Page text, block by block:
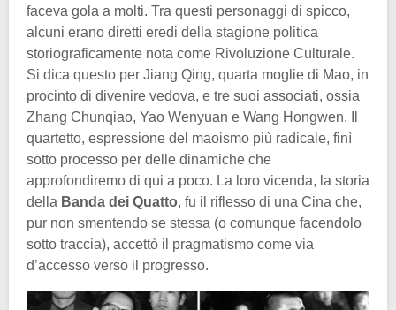
faceva gola a molti. Tra questi personaggi di spicco,
alcuni erano diretti eredi della stagione politica
storiograficamente nota come Rivoluzione Culturale.
Si dica questo per Jiang Qing, quarta moglie di Mao, in
procinto di divenire vedova, e tre suoi associati, ossia
Zhang Chunqiao, Yao Wenyuan e Wang Hongwen. Il
quartetto, espressione del maoismo più radicale, finì
sotto processo per delle dinamiche che
approfondiremo di qui a poco. La loro vicenda, la storia
della Banda dei Quatto, fu il riflesso di una Cina che,
pur non smentendo se stessa (o comunque facendolo
sotto traccia), accettò il pragmatismo come via
d’accesso verso il progresso.